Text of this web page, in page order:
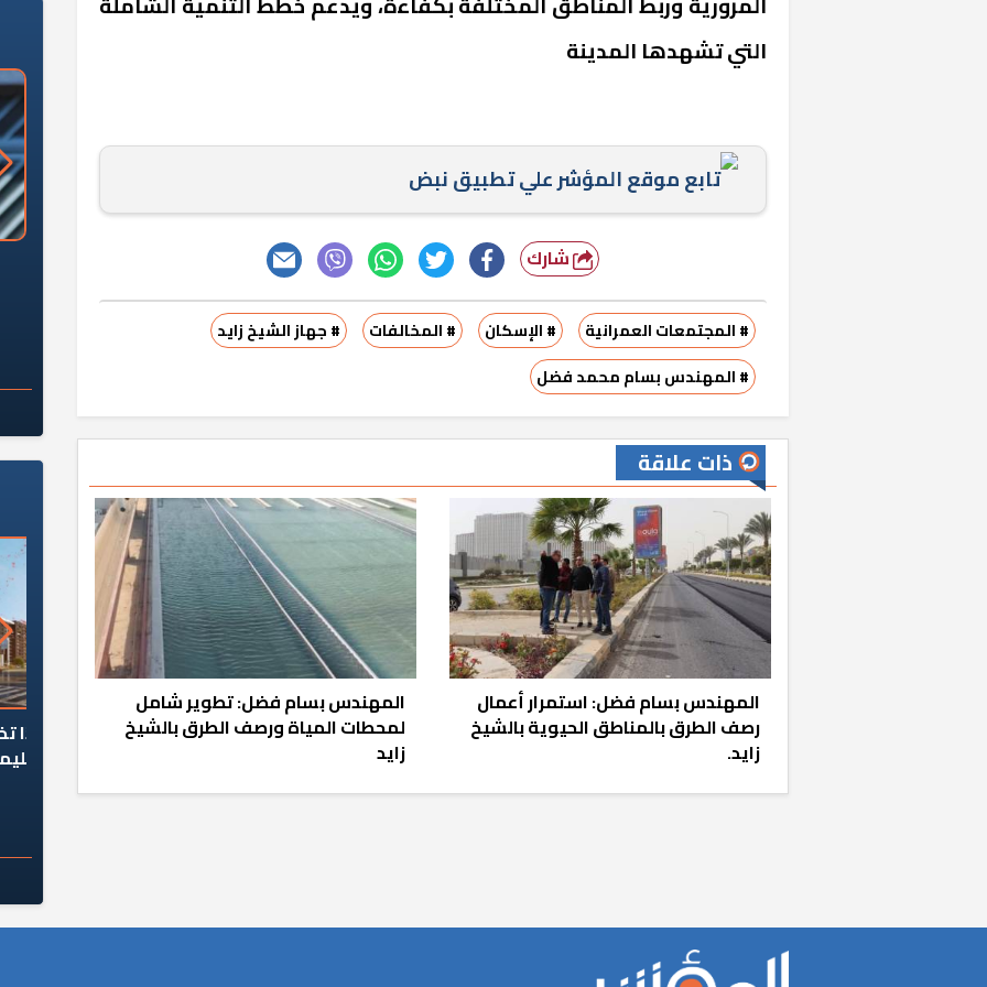
التي تشهدها المدينة
تابع موقع المؤشر علي تطبيق نبض
شارك
# المجتمعات العمرانية # الإسكان # المخالفات
# جهاز الشيخ زايد
# المهندس بسام محمد فضل
ذات علاقة
المهندس بسام فضل: استمرار أعمال
رصف الطرق بالمناطق الحيوية بالشيخ
زايد.
المهندس بسام فضل: تطوير شامل
لمحطات المياة ورصف الطرق بالشيخ
زايد
«وزارة الآثار»: العُثور على 10 توابيت
«المؤشر» يطرح السؤال الصعب: هل
كان اختيار خريج معهد العاشر من
لماذا تخالف الشركات العقارية